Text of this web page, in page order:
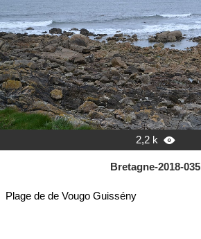
2,2 k 
Bretagne-2018-035
Plage de de Vougo Guissény